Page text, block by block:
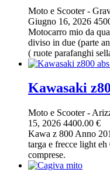
Moto e Scooter-
Giugno 16, 2026
Motocarro mio da
diviso in due (parte
( ruote parafanghi
Kawasaki
Moto e Scooter-
15, 2026 4400.00 €
Kawa z 800 Anno
targa e frecce light
comprese.